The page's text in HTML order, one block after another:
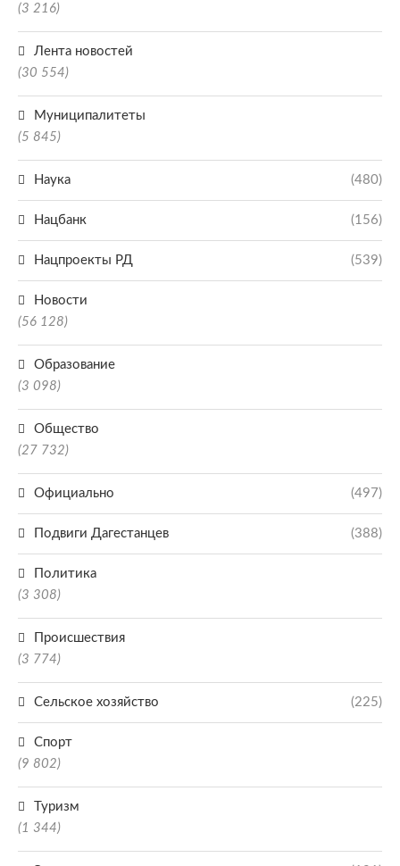
(3 216)
Лента новостей
(30 554)
Муниципалитеты
(5 845)
Наука (480)
Нацбанк (156)
Нацпроекты РД (539)
Новости
(56 128)
Образование
(3 098)
Общество
(27 732)
Официально (497)
Подвиги Дагестанцев (388)
Политика
(3 308)
Происшествия
(3 774)
Сельское хозяйство (225)
Спорт
(9 802)
Туризм
(1 344)